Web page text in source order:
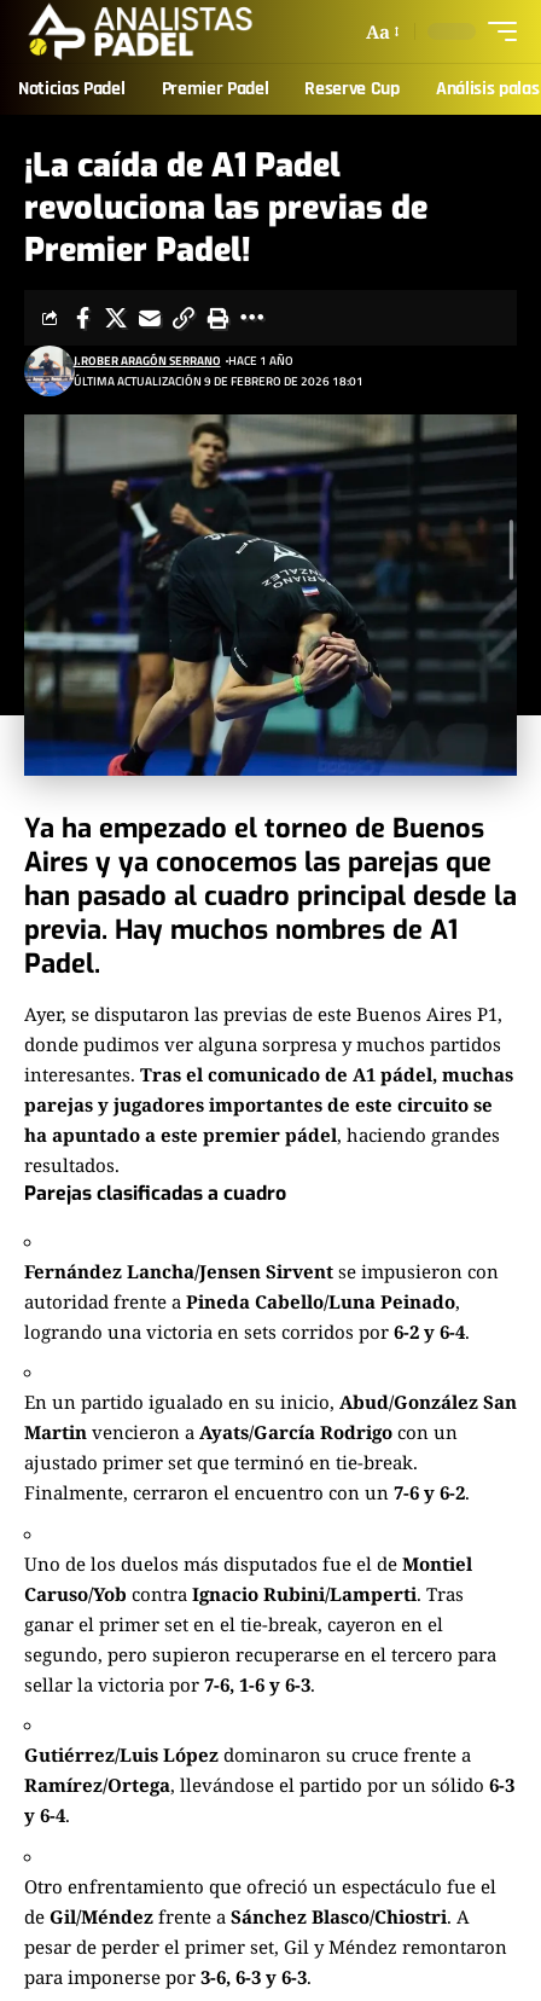
Aa
Noticias Padel Premier Padel Reserve Cup Análisis palas
¡La caída de A1 Padel
revoluciona las previas de
Premier Padel!
ÚLTIMA ACTUALIZACIÓN 9 DE FEBRERO DE 2026 18:01
J.ROBER ARAGÓN SERRANO HACE 1 AÑO
Ya ha empezado el torneo de Buenos
Aires y ya conocemos las parejas que
han pasado al cuadro principal desde la
previa. Hay muchos nombres de A1
Padel.
Ayer, se disputaron las previas de este Buenos Aires P1,
donde pudimos ver alguna sorpresa y muchos partidos
interesantes. Tras el comunicado de A1 pádel, muchas
parejas y jugadores importantes de este circuito se
ha apuntado a este premier pádel, haciendo grandes
resultados.
Parejas clasificadas a cuadro
Fernández Lancha/Jensen Sirvent se impusieron con
autoridad frente a Pineda Cabello/Luna Peinado,
logrando una victoria en sets corridos por 6-2 y 6-4.
En un partido igualado en su inicio, Abud/González San
Martin vencieron a Ayats/García Rodrigo con un
ajustado primer set que terminó en tie-break.
Finalmente, cerraron el encuentro con un 7-6 y 6-2.
Uno de los duelos más disputados fue el de Montiel
Caruso/Yob contra Ignacio Rubini/Lamperti. Tras
ganar el primer set en el tie-break, cayeron en el
segundo, pero supieron recuperarse en el tercero para
sellar la victoria por 7-6, 1-6 y 6-3.
Gutiérrez/Luis López dominaron su cruce frente a
Ramírez/Ortega, llevándose el partido por un sólido 6-3
y 6-4.
Otro enfrentamiento que ofreció un espectáculo fue el
de Gil/Méndez frente a Sánchez Blasco/Chiostri. A
pesar de perder el primer set, Gil y Méndez remontaron
para imponerse por 3-6, 6-3 y 6-3.